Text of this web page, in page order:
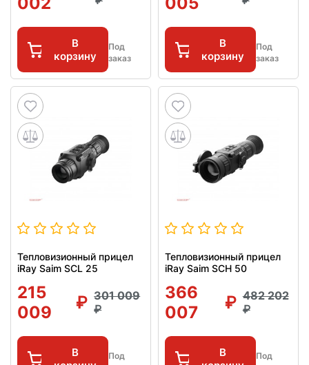
В
корзину
Под
заказ
В
корзину
Под
заказ
Тепловизионный прицел
iRay Saim SCL 25
215
009
301 009
В
Под
Тепловизионный прицел
iRay Saim SCH 50
366
007
482 202
В
Под